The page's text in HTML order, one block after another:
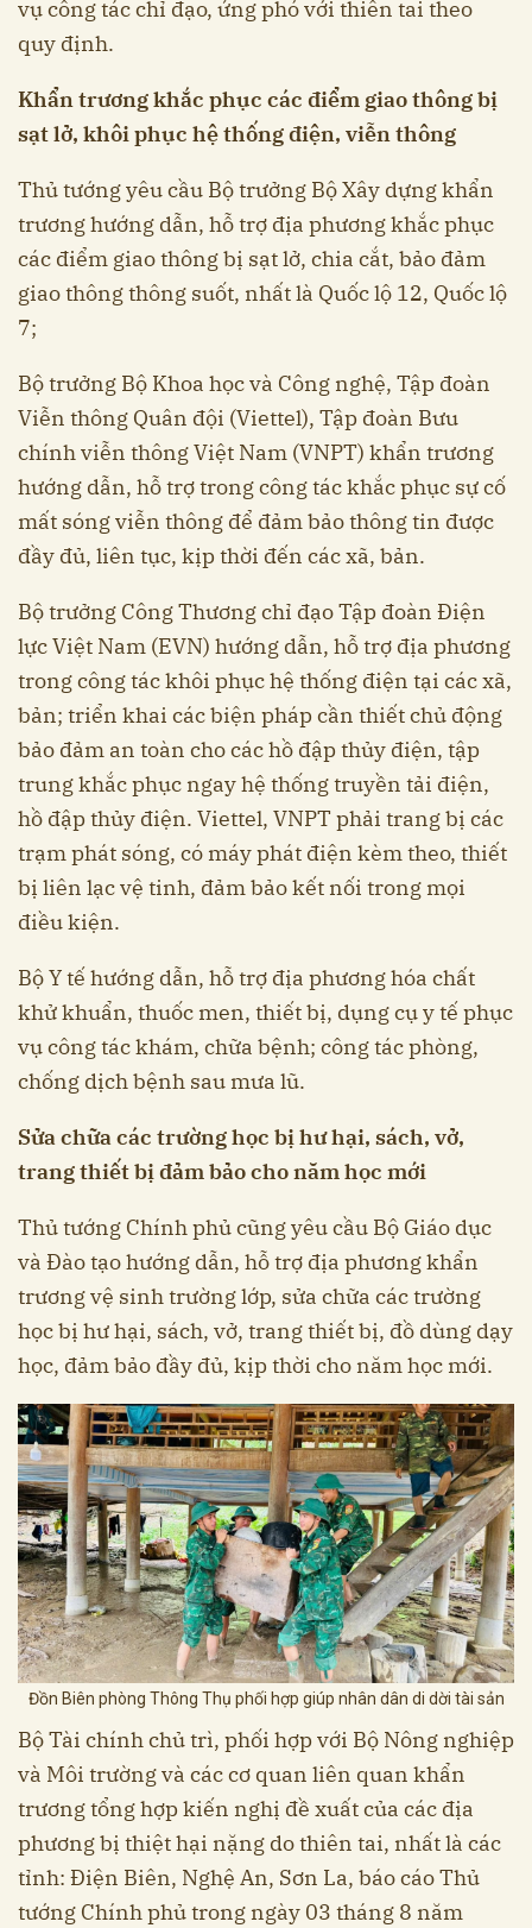
vụ công tác chỉ đạo, ứng phó với thiên tai theo
quy định.
Khẩn trương khắc phục các điểm giao thông bị
sạt lở, khôi phục hệ thống điện, viễn thông
Thủ tướng yêu cầu Bộ trưởng Bộ Xây dựng khẩn
trương hướng dẫn, hỗ trợ địa phương khắc phục
các điểm giao thông bị sạt lở, chia cắt, bảo đảm
giao thông thông suốt, nhất là Quốc lộ 12, Quốc lộ
7;
Bộ trưởng Bộ Khoa học và Công nghệ, Tập đoàn
Viễn thông Quân đội (Viettel), Tập đoàn Bưu
chính viễn thông Việt Nam (VNPT) khẩn trương
hướng dẫn, hỗ trợ trong công tác khắc phục sự cố
mất sóng viễn thông để đảm bảo thông tin được
đầy đủ, liên tục, kịp thời đến các xã, bản.
Bộ trưởng Công Thương chỉ đạo Tập đoàn Điện
lực Việt Nam (EVN) hướng dẫn, hỗ trợ địa phương
trong công tác khôi phục hệ thống điện tại các xã,
bản; triển khai các biện pháp cần thiết chủ động
bảo đảm an toàn cho các hồ đập thủy điện, tập
trung khắc phục ngay hệ thống truyền tải điện,
hồ đập thủy điện. Viettel, VNPT phải trang bị các
trạm phát sóng, có máy phát điện kèm theo, thiết
bị liên lạc vệ tinh, đảm bảo kết nối trong mọi
điều kiện.
Bộ Y tế hướng dẫn, hỗ trợ địa phương hóa chất
khử khuẩn, thuốc men, thiết bị, dụng cụ y tế phục
vụ công tác khám, chữa bệnh; công tác phòng,
chống dịch bệnh sau mưa lũ.
Sửa chữa các trường học bị hư hại, sách, vở,
trang thiết bị đảm bảo cho năm học mới
Thủ tướng Chính phủ cũng yêu cầu Bộ Giáo dục
và Đào tạo hướng dẫn, hỗ trợ địa phương khẩn
trương vệ sinh trường lớp, sửa chữa các trường
học bị hư hại, sách, vở, trang thiết bị, đồ dùng dạy
học, đảm bảo đầy đủ, kịp thời cho năm học mới.
Đồn Biên phòng Thông Thụ phối hợp giúp nhân dân di dời tài sản
Bộ Tài chính chủ trì, phối hợp với Bộ Nông nghiệp
và Môi trường và các cơ quan liên quan khẩn
trương tổng hợp kiến nghị đề xuất của các địa
phương bị thiệt hại nặng do thiên tai, nhất là các
tỉnh: Điện Biên, Nghệ An, Sơn La, báo cáo Thủ
tướng Chính phủ trong ngày 03 tháng 8 năm